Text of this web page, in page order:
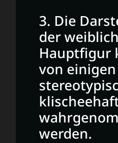
3. Die
der
Hauptfigur
von
werden.